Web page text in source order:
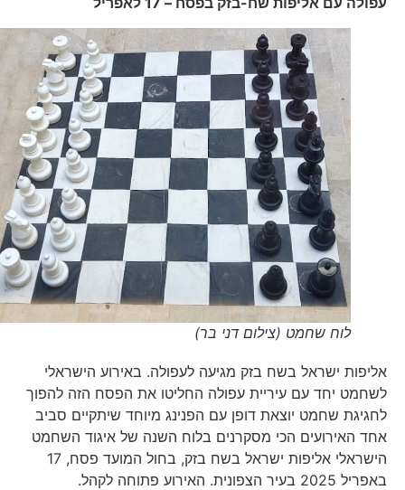
לוח שחמט (צילום דני בר)
אליפות ישראל בשח בזק מגיעה לעפולה. באירוע הישראלי
לשחמט יחד עם עיריית עפולה החליטו את הפסח הזה להפוך
לחגיגת שחמט יוצאת דופן עם הפנינג מיוחד שיתקיים סביב
אחד האירועים הכי מסקרנים בלוח השנה של איגוד השחמט
הישראלי אליפות ישראל בשח בזק, בחול המועד פסח, 17
באפריל 2025 בעיר הצפונית. האירוע פתוחה לקהל.